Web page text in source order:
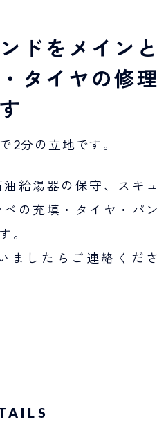
ドをメインと
タイヤの修理
2分の立地です。
給湯器の保守、スキュ
の充填・タイヤ・パン
。
ましたらご連絡くださ